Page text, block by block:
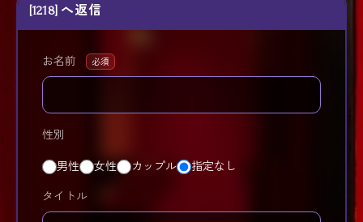
[1218] へ返信
お名前 必須
性別
男性 女性 カップル 指定なし
タイトル